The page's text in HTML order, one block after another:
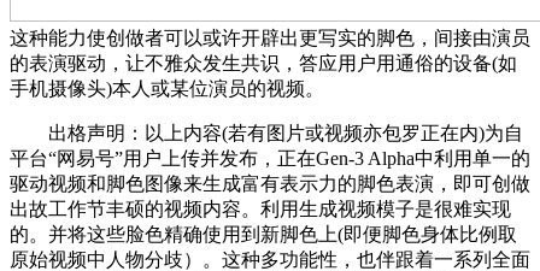
这种能力使创做者可以或许开辟出更写实的脚色，间接由演员
的表演驱动，让不雅众发生共识，答应用户用通俗的设备(如
手机摄像头)本人或某位演员的视频。
出格声明：以上内容(若有图片或视频亦包罗正在内)为自
平台“网易号”用户上传并发布，正在Gen-3 Alpha中利用单一的
驱动视频和脚色图像来生成富有表示力的脚色表演，即可创做
出故工作节丰硕的视频内容。利用生成视频模子是很难实现
的。并将这些脸色精确使用到新脚色上(即便脚色身体比例取
原始视频中人物分歧）。这种多功能性，也伴跟着一系列全面